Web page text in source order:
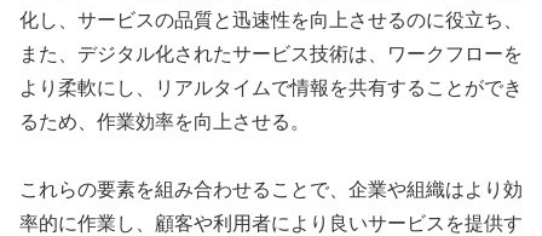
化し、サービスの品質と迅速性を向上させるのに役立ち、
また、デジタル化されたサービス技術は、ワークフローを
より柔軟にし、リアルタイムで情報を共有することができ
るため、作業効率を向上させる。
これらの要素を組み合わせることで、企業や組織はより効
率的に作業し、顧客や利用者により良いサービスを提供す